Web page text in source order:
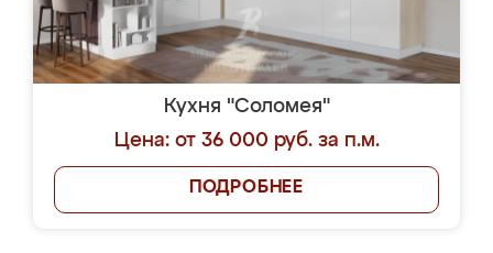
Кухня "Соломея"
Цена: от 36 000 руб. за п.м.
ПОДРОБНЕЕ